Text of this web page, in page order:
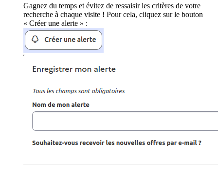
Gagnez du temps et évitez de ressaisir les critères de votre
recherche à chaque visite ! Pour cela, cliquez sur le bouton
« Créer une alerte » :